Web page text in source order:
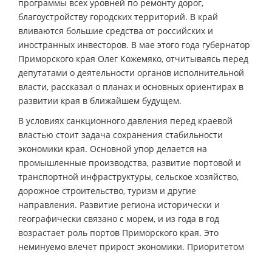
программы всех уровней по ремонту дорог,
благоустройству городских территорий. В край
вливаются большие средства от российских и
иностранных инвесторов. В мае этого года губернатор
Приморского края Олег Кожемяко, отчитываясь перед
депутатами о деятельности органов исполнительной
власти, рассказал о планах и основных ориентирах в
развитии края в ближайшем будущем.
В условиях санкционного давления перед краевой
властью стоит задача сохранения стабильности
экономики края. Основной упор делается на
промышленные производства, развитие портовой и
транспортной инфраструктуры, сельское хозяйство,
дорожное строительство, туризм и другие
направления. Развитие региона исторически и
географически связано с морем, и из года в год
возрастает роль портов Приморского края. Это
неминуемо влечет прирост экономики. Приоритетом